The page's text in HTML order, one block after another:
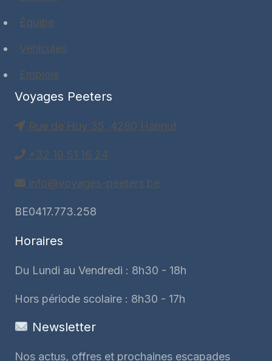
Équipe
Véhicules
Emplois
Voyages Peeters
Rue de Huy 35, 4280 Hannut
+32 19 51 16 24
info@voyages-peeters.be
BE0417.773.258
Horaires
Du Lundi au Vendredi : 8h30 - 18h
Hors période scolaire : 8h30 - 17h
Newsletter
Nos actus, offres et prochaines escapades